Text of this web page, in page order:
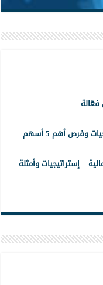
فعّالة
– إستراتيجيات وأمثلة